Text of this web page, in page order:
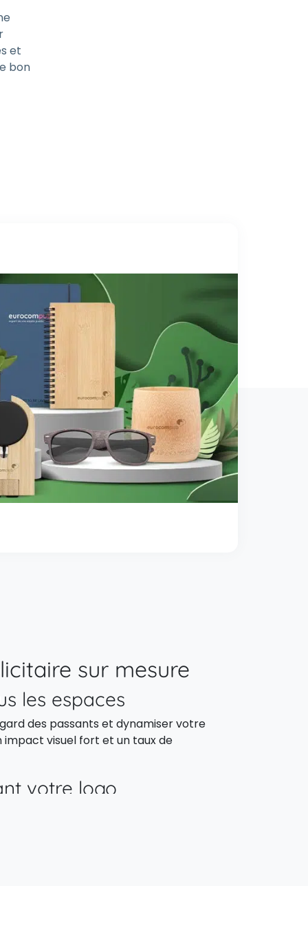
et
bon
sur mesure
les espaces
des passants et dynamiser votre
impact visuel fort et un taux de
votre logo
de votre identité de marque. Il combine
support.